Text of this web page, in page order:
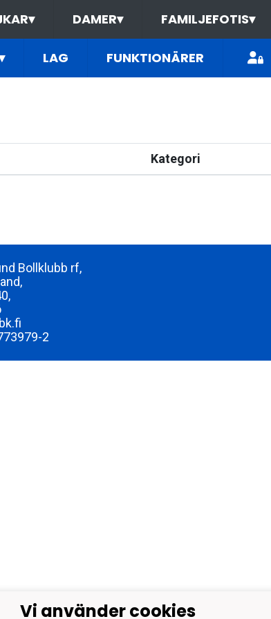
▾ DAMER▾ FAMILJEFOTIS▾
LAG FUNKTIONÄRER
Kategori
Bollklubb rf,
2
Vi använder cookies